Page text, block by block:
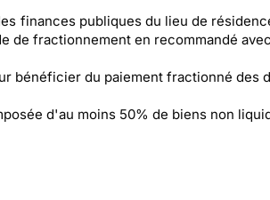
finances publiques du lieu de
de fractionnement en recommandé
bénéficier du paiement fractionné des
d'au moins 50% de biens non